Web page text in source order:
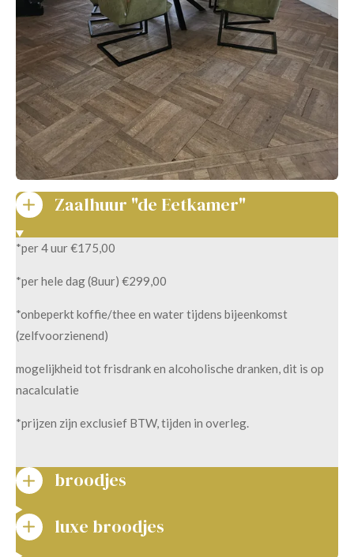
Zaalhuur "de Eetkamer"
*per 4 uur €175,00
*per hele dag (8uur) €299,00
*onbeperkt koffie/thee en water tijdens bijeenkomst
(zelfvoorzienend)
mogelijkheid tot frisdrank en alcoholische dranken, dit is op
nacalculatie
*prijzen zijn exclusief BTW, tijden in overleg.
broodjes
luxe broodjes